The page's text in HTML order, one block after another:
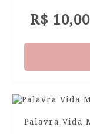
R$ 10,00
Palavra Vida